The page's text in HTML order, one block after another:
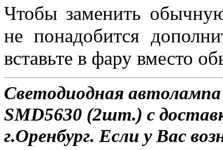
Чтобы заменить
не понадобится
вставьте в фару вместо
Светодиодная
SMD5630 (2шт.) с
г.Оренбург. Если у Вас